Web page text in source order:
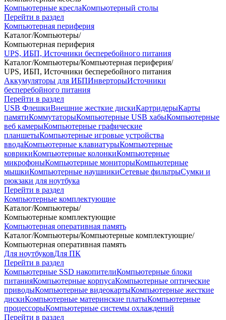
Компьютерные креслаКомпьютерный столы
Перейти в раздел
Компьютерная периферия
Каталог/Компьютеры/
Компьютерная периферия
UPS, ИБП, Источники бесперебойного питания
Каталог/Компьютеры/Компьютерная периферия/
UPS, ИБП, Источники бесперебойного питания
Аккумуляторы для ИБПИнверторыИсточники
бесперебойного питания
Перейти в раздел
USB ФлешкиВнешние жесткие дискиКартридерыКарты
памятиКоммутаторыКомпьютерные USB хабыКомпьютерные
веб камерыКомпьютерные графические
планшетыКомпьютерные игровые устройства
вводаКомпьютерные клавиатурыКомпьютерные
коврикиКомпьютерные колонкиКомпьютерные
микрофоныКомпьютерные мониторыКомпьютерные
мышкиКомпьютерные наушникиСетевые фильтрыСумки и
рюкзаки для ноутбука
Перейти в раздел
Компьютерные комплектующие
Каталог/Компьютеры/
Компьютерные комплектующие
Компьютерная оперативная память
Каталог/Компьютеры/Компьютерные комплектующие/
Компьютерная оперативная память
Для ноутбуковДля ПК
Перейти в раздел
Компьютерные SSD накопителиКомпьютерные блоки
питанияКомпьютерные корпусаКомпьютерные оптические
приводыКомпьютерные видеокартыКомпьютерные жесткие
дискиКомпьютерные материнские платыКомпьютерные
процессорыКомпьютерные системы охлаждений
Перейти в раздел